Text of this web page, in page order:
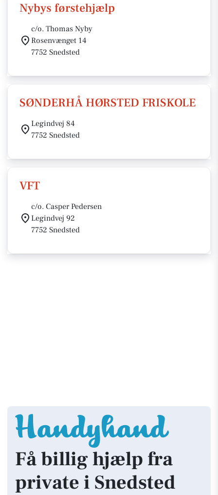
Nybys førstehjælp
c/o. Thomas Nyby
Rosenvænget 14
7752 Snedsted
SØNDERHÅ HØRSTED FRISKOLE
Legindvej 84
7752 Snedsted
VFT
c/o. Casper Pedersen
Legindvej 92
7752 Snedsted
Få billig hjælp fra
private i Snedsted